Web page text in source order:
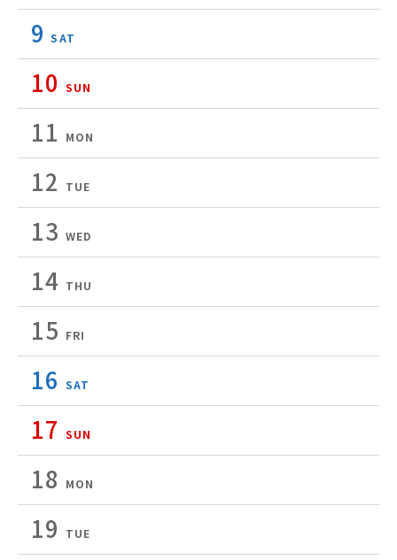
9 SAT
10 SUN
11 MON
12 TUE
13 WED
14 THU
15 FRI
16 SAT
17 SUN
18 MON
19 TUE